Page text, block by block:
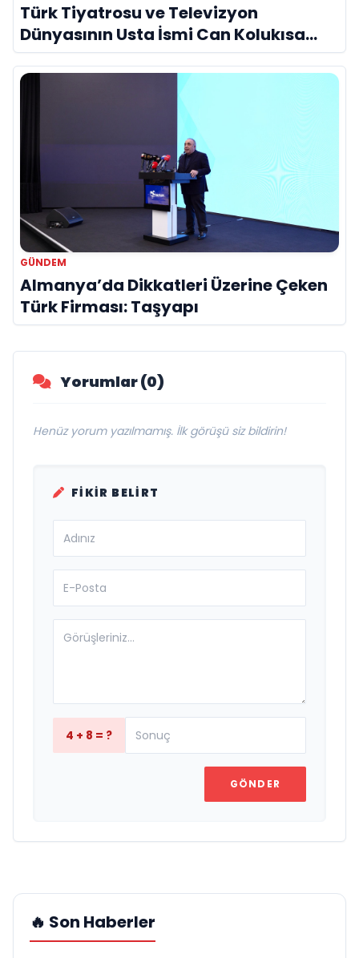
Türk Tiyatrosu ve Televizyon
Dünyasının Usta İsmi Can Kolukısa
Hayatını Kaybetti
GÜNDEM
Almanya’da Dikkatleri Üzerine Çeken
Türk Firması: Taşyapı
Yorumlar (0)
Henüz yorum yazılmamış. İlk görüşü siz bildirin!
FIKIR BELIRT
4 + 8 = ?
GÖNDER
🔥 Son Haberler